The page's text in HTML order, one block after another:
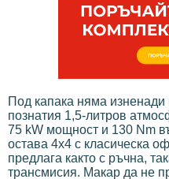
Под капака няма
познатия 1,5-литров
75 kW мощност и 130 Nm
остава 4x4 с класическа
предлага както с ръчна,
трансмисия. Макар да не